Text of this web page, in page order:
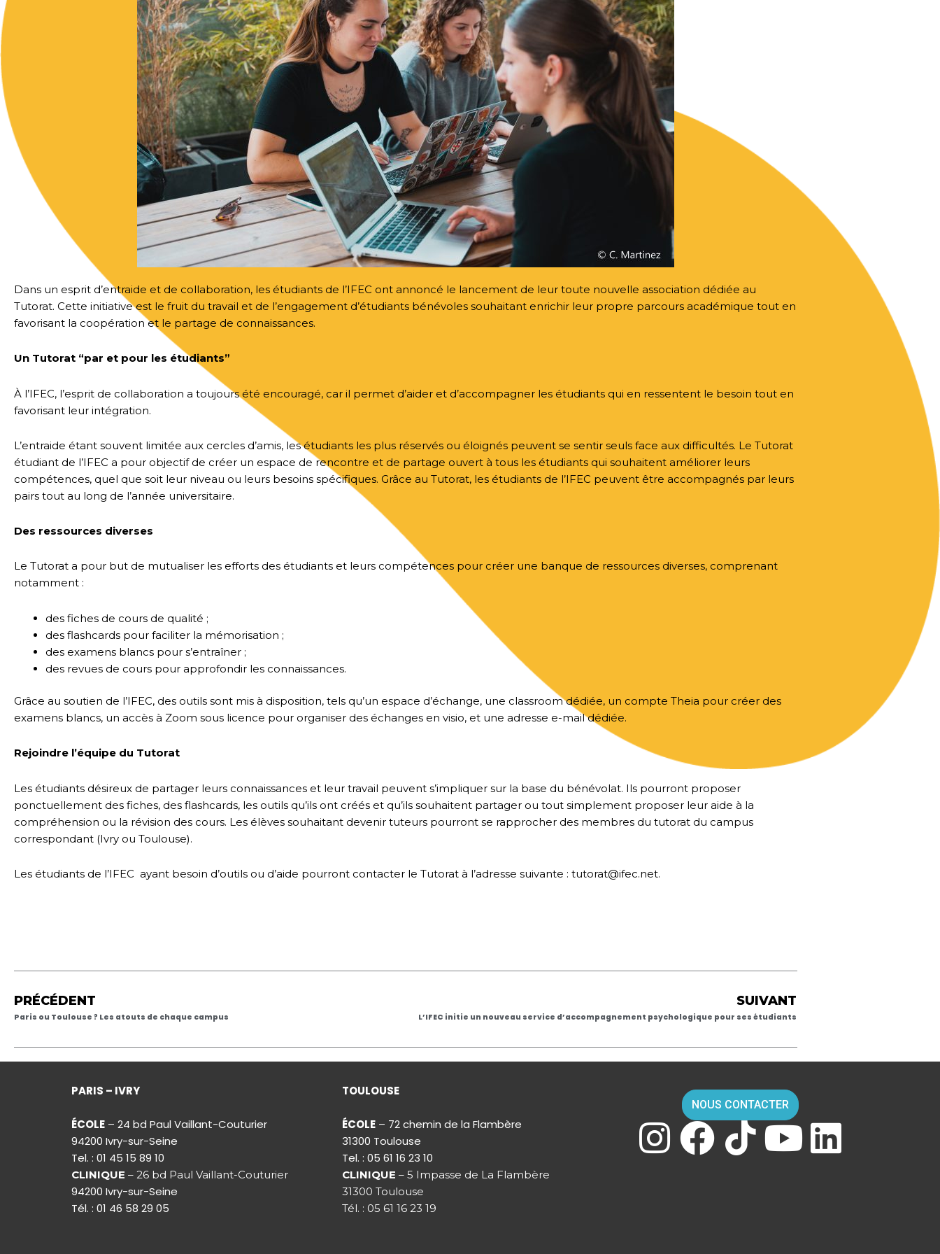
Dans un esprit d’entraide et de collaboration, les étudiants de l’IFEC ont annoncé le lancement de leur toute nouvelle association dédiée au
Tutorat. Cette initiative est le fruit du travail et de l’engagement d’étudiants bénévoles souhaitant enrichir leur propre parcours académique tout en
favorisant la coopération et le partage de connaissances.
Un Tutorat “par et pour les étudiants”
À l’IFEC, l’esprit de collaboration a toujours été encouragé, car il permet d’aider et d’accompagner les étudiants qui en ressentent le besoin tout en
favorisant leur intégration.
L’entraide étant souvent limitée aux cercles d’amis, les étudiants les plus réservés ou éloignés peuvent se sentir seuls face aux difficultés. Le Tutorat
étudiant de l’IFEC a pour objectif de créer un espace de rencontre et de partage ouvert à tous les étudiants qui souhaitent améliorer leurs
compétences, quel que soit leur niveau ou leurs besoins spécifiques. Grâce au Tutorat, les étudiants de l’IFEC peuvent être accompagnés par leurs
pairs tout au long de l’année universitaire.
Des ressources diverses
Le Tutorat a pour but de mutualiser les efforts des étudiants et leurs compétences pour créer une banque de ressources diverses, comprenant
notamment :
des fiches de cours de qualité ;
des flashcards pour faciliter la mémorisation ;
des examens blancs pour s’entraîner ;
des revues de cours pour approfondir les connaissances.
Grâce au soutien de l’IFEC, des outils sont mis à disposition, tels qu’un espace d’échange, une classroom dédiée, un compte Theia pour créer des
examens blancs, un accès à Zoom sous licence pour organiser des échanges en visio, et une adresse e-mail dédiée.
Rejoindre l’équipe du Tutorat
Les étudiants désireux de partager leurs connaissances et leur travail peuvent s’impliquer sur la base du bénévolat. Ils pourront proposer
ponctuellement des fiches, des flashcards, les outils qu’ils ont créés et qu’ils souhaitent partager ou tout simplement proposer leur aide à la
compréhension ou la révision des cours. Les élèves souhaitant devenir tuteurs pourront se rapprocher des membres du tutorat du campus
correspondant (Ivry ou Toulouse).
Les étudiants de l’IFEC ayant besoin d’outils ou d’aide pourront contacter le Tutorat à l’adresse suivante : tutorat@ifec.net.
PRÉCÉDENT
Paris ou Toulouse ? Les atouts de chaque campus
SUIVANT
L’IFEC initie un nouveau service d’accompagnement psychologique pour ses étudiants
PARIS – IVRY
ÉCOLE – 24 bd Paul Vaillant-Couturier
94200 Ivry-sur-Seine
Tel. : 01 45 15 89 10
CLINIQUE – 26 bd Paul Vaillant-Couturier
94200 Ivry-sur-Seine
Tél. : 01 46 58 29 05
TOULOUSE
ÉCOLE– 72 chemin de la Flambère
31300 Toulouse
Tel. : 05 61 16 23 10
CLINIQUE – 5 Impasse de La Flambère
31300 Toulouse
Tél. : 05 61 16 23 19
NOUS CONTACTER